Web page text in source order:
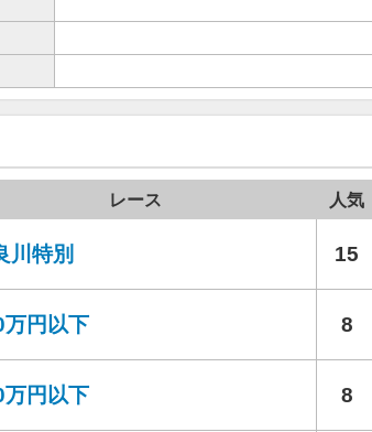
レース 人気
川特別 15
万円以下 8
万円以下 8